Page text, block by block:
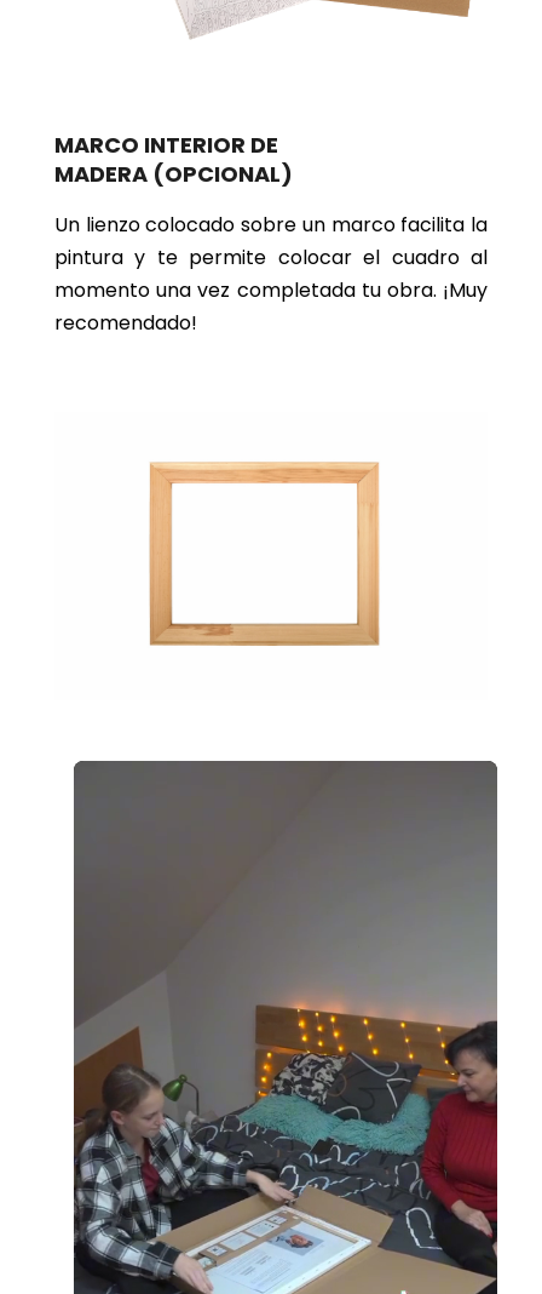
MARCO INTERIOR DE
MADERA (OPCIONAL)
Un lienzo colocado sobre un marco facilita la
pintura y te permite colocar el cuadro al
momento una vez completada tu obra. ¡Muy
recomendado!